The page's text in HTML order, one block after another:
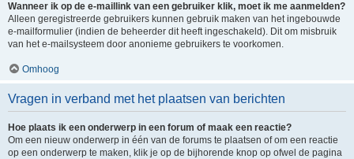
Wanneer ik op de e-maillink van een gebruiker klik, moet ik me aanmelden?
Alleen geregistreerde gebruikers kunnen gebruik maken van het ingebouwde
e-mailformulier (indien de beheerder dit heeft ingeschakeld). Dit om misbruik
van het e-mailsysteem door anonieme gebruikers te voorkomen.
Omhoog
Vragen in verband met het plaatsen van berichten
Hoe plaats ik een onderwerp in een forum of maak een reactie?
Om een nieuw onderwerp in één van de forums te plaatsen of om een reactie
op een onderwerp te maken, klik je op de bijhorende knop op ofwel de pagina